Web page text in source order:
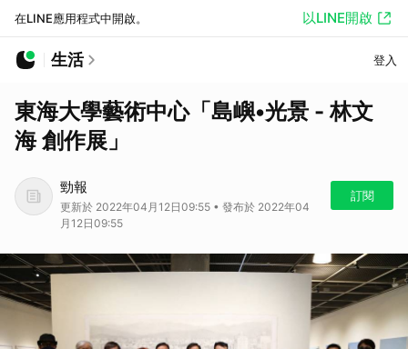
在LINE應用程式中開啟。 以LINE開啟
生活 登入
東海大學藝術中心「島嶼•光景 - 林文
海 創作展」
勁報
更新於 2022年04月12日09:55 • 發布於 2022年04
月12日09:55
訂閱